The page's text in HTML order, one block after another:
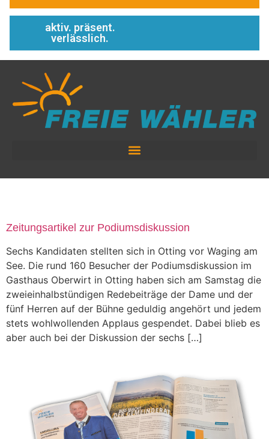
aktiv. präsent.
verlässlich.
Zeitungsartikel zur Podiumsdiskussion
Sechs Kandidaten stellten sich in Otting vor Waging am
See. Die rund 160 Besucher der Podiumsdiskussion im
Gasthaus Oberwirt in Otting haben sich am Samstag die
zweieinhalbstündigen Redebeiträge der Dame und der
fünf Herren auf der Bühne geduldig angehört und jedem
stets wohlwollenden Applaus gespendet. Dabei blieb es
aber auch bei der Diskussion der sechs […]